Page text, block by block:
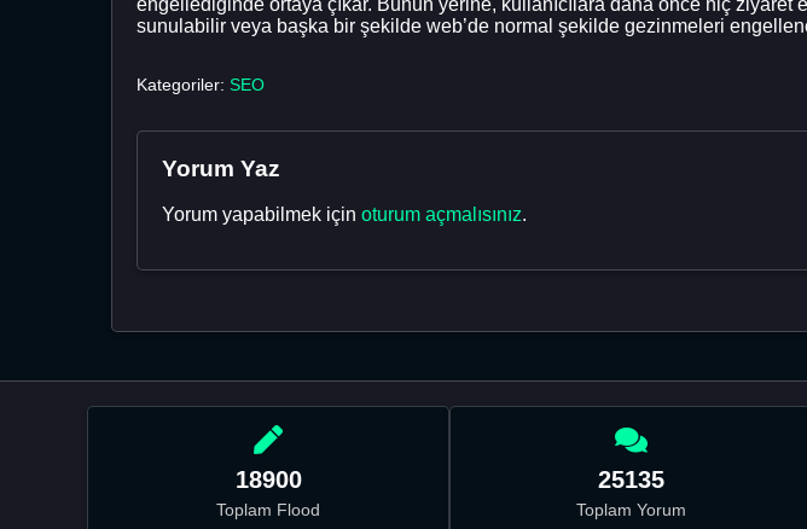
sunulabilir veya başka bir şekilde web’de normal şekilde gezinmeleri
Kategoriler: SEO
Yorum Yaz
Yorum yapabilmek için oturum açmalısınız.
18900
Toplam Flood
25135
Toplam Yorum